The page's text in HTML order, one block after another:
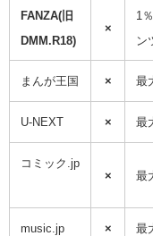
FANZA(旧
DMM.R18)
×
1
ン
まんが王国 × 最
U-NEXT × 最
コミック.jp
×
最
music.jp × 最